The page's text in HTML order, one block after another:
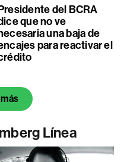
del BCRA
que no ve
una baja de
para reactivar el
Línea